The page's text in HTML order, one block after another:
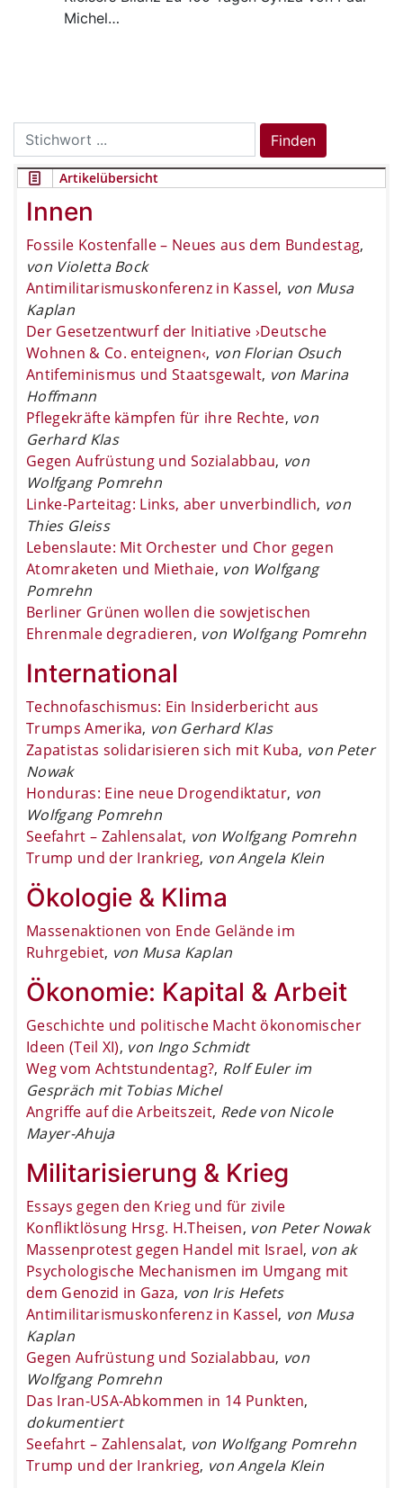
Michel…
Search
for:
Finden
Artikelübersicht
Innen
Fossile Kostenfalle – Neues aus dem Bundestag,
von Violetta Bock
Antimilitarismuskonferenz in Kassel, von Musa
Kaplan
Der Gesetzentwurf der Initiative ›Deutsche
Wohnen & Co. enteignen‹, von Florian Osuch
Antifeminismus und Staatsgewalt, von Marina
Hoffmann
Pflegekräfte kämpfen für ihre Rechte, von
Gerhard Klas
Gegen Aufrüstung und Sozialabbau, von
Wolfgang Pomrehn
Linke-Parteitag: Links, aber unverbindlich, von
Thies Gleiss
Lebenslaute: Mit Orchester und Chor gegen
Atomraketen und Miethaie, von Wolfgang
Pomrehn
Berliner Grünen wollen die sowjetischen
Ehrenmale degradieren, von Wolfgang Pomrehn
International
Technofaschismus: Ein Insiderbericht aus
Trumps Amerika, von Gerhard Klas
Zapatistas solidarisieren sich mit Kuba, von Peter
Nowak
Honduras: Eine neue Drogendiktatur, von
Wolfgang Pomrehn
Seefahrt – Zahlensalat, von Wolfgang Pomrehn
Trump und der Irankrieg, von Angela Klein
Ökologie & Klima
Massenaktionen von Ende Gelände im
Ruhrgebiet, von Musa Kaplan
Ökonomie: Kapital & Arbeit
Geschichte und politische Macht ökonomischer
Ideen (Teil XI), von Ingo Schmidt
Weg vom Achtstundentag?, Rolf Euler im
Gespräch mit Tobias Michel
Angriffe auf die Arbeitszeit, Rede von Nicole
Mayer-Ahuja
Militarisierung & Krieg
Essays gegen den Krieg und für zivile
Konfliktlösung Hrsg. H.Theisen, von Peter Nowak
Massenprotest gegen Handel mit Israel, von ak
Psychologische Mechanismen im Umgang mit
dem Genozid in Gaza, von Iris Hefets
Antimilitarismuskonferenz in Kassel, von Musa
Kaplan
Gegen Aufrüstung und Sozialabbau, von
Wolfgang Pomrehn
Das Iran-USA-Abkommen in 14 Punkten,
dokumentiert
Seefahrt – Zahlensalat, von Wolfgang Pomrehn
Trump und der Irankrieg, von Angela Klein